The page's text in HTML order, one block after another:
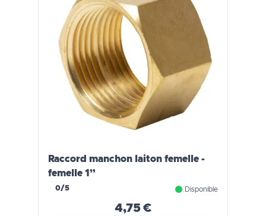
Raccord manchon laiton femelle -
femelle 1”
0/5 Disponible
4,75 €